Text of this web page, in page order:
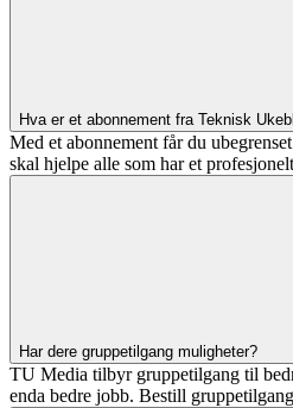
Hva er et abonnement fra Teknisk
Med et abonnement får du
skal hjelpe alle som har et
Har dere gruppetilgang muligheter?
TU Media tilbyr gruppetilgang til
enda bedre jobb. Bestill